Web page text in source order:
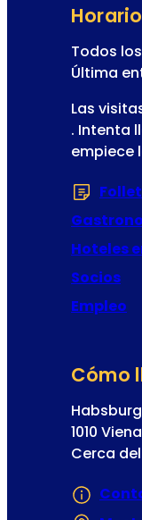
Todos
Última
Las
. Intenta
empiece
Hoteles
Socios
Empleo
Cómo
1010 Viena
Cerca